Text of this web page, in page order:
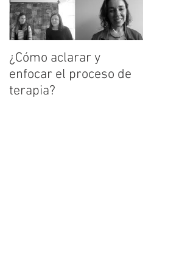
¿Cómo aclarar y
enfocar el proceso de
terapia?